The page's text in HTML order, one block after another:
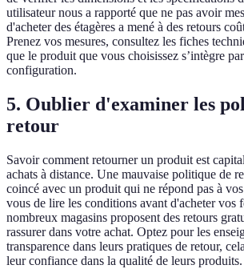
utilisateur nous a rapporté que ne pas avoir
d'acheter des étagères a mené à des retours
Prenez vos mesures, consultez les fiches
que le produit que vous choisissez s’intègre
configuration.
5. Oublier d'examiner les
retour
Savoir comment retourner un produit est
achats à distance. Une mauvaise politique de
coincé avec un produit qui ne répond pas à
vous de lire les conditions avant d'acheter vos
nombreux magasins proposent des retours
rassurer dans votre achat. Optez pour les
transparence dans leurs pratiques de retour,
leur confiance dans la qualité de leurs produits.